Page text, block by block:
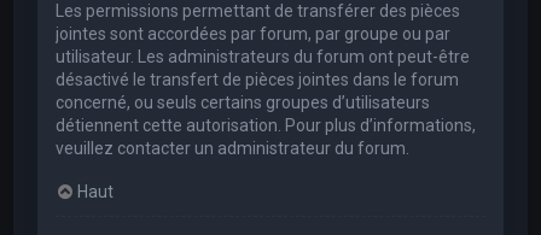
Les permissions permettant de transférer des pièces
jointes sont accordées par forum, par groupe ou par
utilisateur. Les administrateurs du forum ont peut-être
désactivé le transfert de pièces jointes dans le forum
concerné, ou seuls certains groupes d’utilisateurs
détiennent cette autorisation. Pour plus d’informations,
veuillez contacter un administrateur du forum.
Haut